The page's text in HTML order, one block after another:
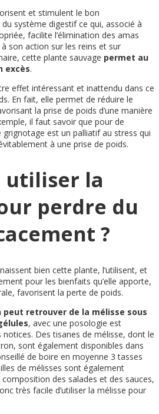
et stimulent le bon
système digestif ce qui, associé à
facilite l’élimination des amas
son action sur les reins et sur
cette plante sauvage permet au
excès.
effet intéressant et inattendu dans ce
En fait, elle permet de réduire le
la prise de poids d’une manière
il faut savoir que pour de
est un palliatif au stress qui
à une prise de poids.
utiliser la
perdre du
?
bien cette plante, l’utilisent, et
pour les bienfaits qu’elle apporte,
favorisent la perte de poids.
peut retrouver de la mélisse sous
, avec une posologie est
Des tisanes de mélisse, dont le
sont également disponibles dans
de boire en moyenne 3 tasses
de mélisses sont également
des salades et des sauces,
très facile d’utiliser la mélisse pour